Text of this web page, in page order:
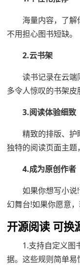
海量内容，了解
不用担心图书短缺。
2.云书架
读书记录在云
多令人惊叹的书架皮
3.阅读体验细致
精致的排版、
独特的阅读页面主题
4.成为原创作者
如果你想写小说
幻舞台!如果你愿意
开源阅读 可换
1.支持自定义图
据。这些规则简单易